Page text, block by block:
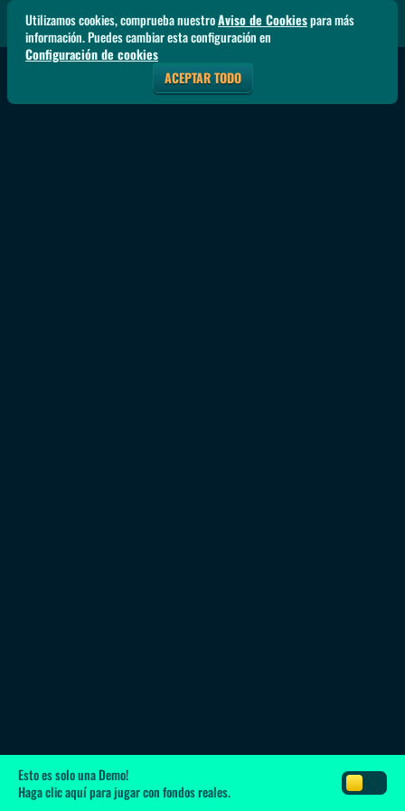
Esto es solo una Demo!
Haga clic aquípara jugar con fondos reales.
Utilizamos cookies, comprueba nuestroAviso de Cookiespara más
información. Puedes cambiar esta configuración en
Configuración de cookies
ACEPTAR TODO